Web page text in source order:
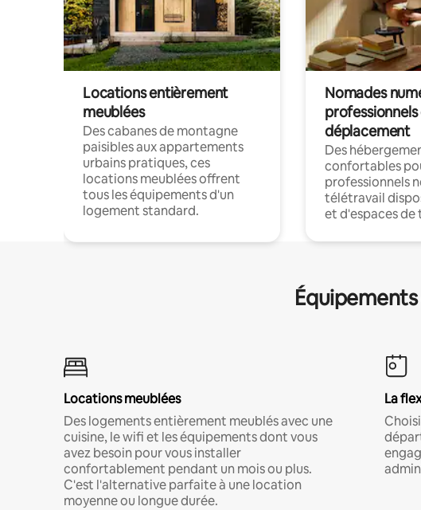
Locations entièrement
meublées
Des cabanes de montagne
paisibles aux appartements
urbains pratiques, ces
locations meublées offrent
tous les équipements d'un
logement standard.
Nomades
professionnels
déplacement
Des
confortables
professionnels
télétravail
et d'espaces de
Locations meublées
Des logements entièrement meublés avec une
cuisine, le wifi et les équipements dont vous
avez besoin pour vous installer
confortablement pendant un mois ou plus.
C'est l'alternative parfaite à une location
moyenne ou longue durée.
La